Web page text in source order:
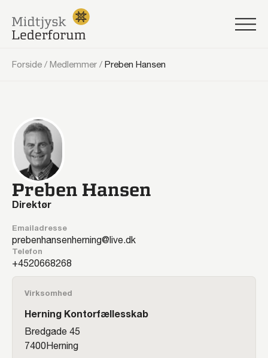
Forside / Medlemmer / Preben Hansen
Preben Hansen
Direktør
Emailadresse
prebenhansenherning@live.dk
Telefon
20668268
Virksomhed
Herning Kontorfællesskab
Bredgade 45
7400Herning